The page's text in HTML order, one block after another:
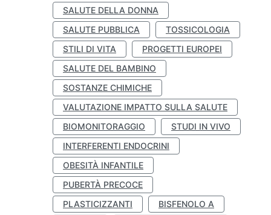
SALUTE DELLA DONNA
SALUTE PUBBLICA
TOSSICOLOGIA
STILI DI VITA
PROGETTI EUROPEI
SALUTE DEL BAMBINO
SOSTANZE CHIMICHE
VALUTAZIONE IMPATTO SULLA SALUTE
BIOMONITORAGGIO
STUDI IN VIVO
INTERFERENTI ENDOCRINI
OBESITÀ INFANTILE
PUBERTÀ PRECOCE
PLASTICIZZANTI
BISFENOLO A